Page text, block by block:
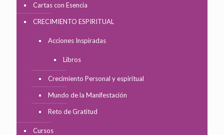
Cartas con Esencia
CRECIMIENTO ESPIRITUAL
Acciones Inspiradas
Libros
Crecimiento Personal y espiritual
Mundo de la Manifestación
Reto de Gratitud
Cursos